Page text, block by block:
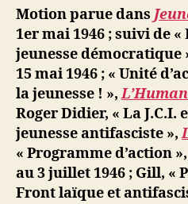
Motion parue dans
1er mai 1946 ; suivi de
jeunesse démocratique
15 mai 1946 ; « Unité
la jeunesse ! »,
Roger Didier, « La J.C.I.
jeunesse antifasciste »,
« Programme d’action »,
au 3 juillet 1946 ; Gill, «
Front laïque et